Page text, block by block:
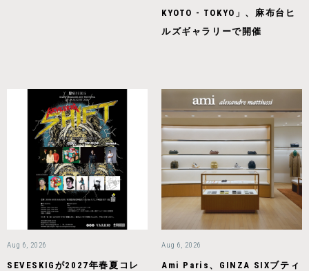
KYOTO - TOKYO」、麻布台ヒ
ルズギャラリーで開催
Aug 6, 2026
SEVESKIGが2027年春夏コレ
Aug 6, 2026
Ami Paris、GINZA SIXブティ